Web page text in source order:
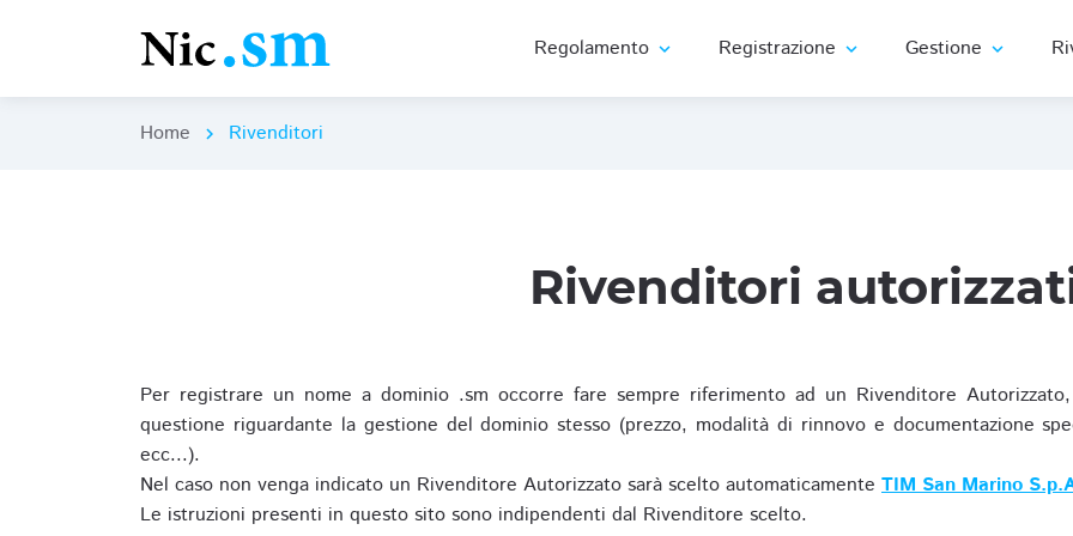
Regolamento expand_more Registrazione expand_more Gestione expand_more
Home chevron_right Rivenditori
Rivenditori
Per registrare un nome a dominio .sm occorre fare sempre riferimento ad un Rivenditore
questione riguardante la gestione del dominio stesso (prezzo, modalità di rinnovo e documentazione
ecc...).
Nel caso non venga indicato un Rivenditore Autorizzato sarà scelto automaticamente TIM San Marino
Le istruzioni presenti in questo sito sono indipendenti dal Rivenditore scelto.